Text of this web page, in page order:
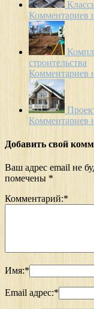
Комментариев
строительства
Комментариев
Комментариев
Добавить свой
Ваш адрес email не
помечены *
Комментарий:*
Имя:*
Email адрес:*